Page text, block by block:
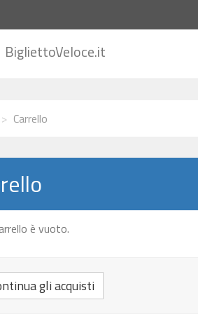
alla
BigliettoVeloce.it
Carrello
è vuoto.
gli acquisti